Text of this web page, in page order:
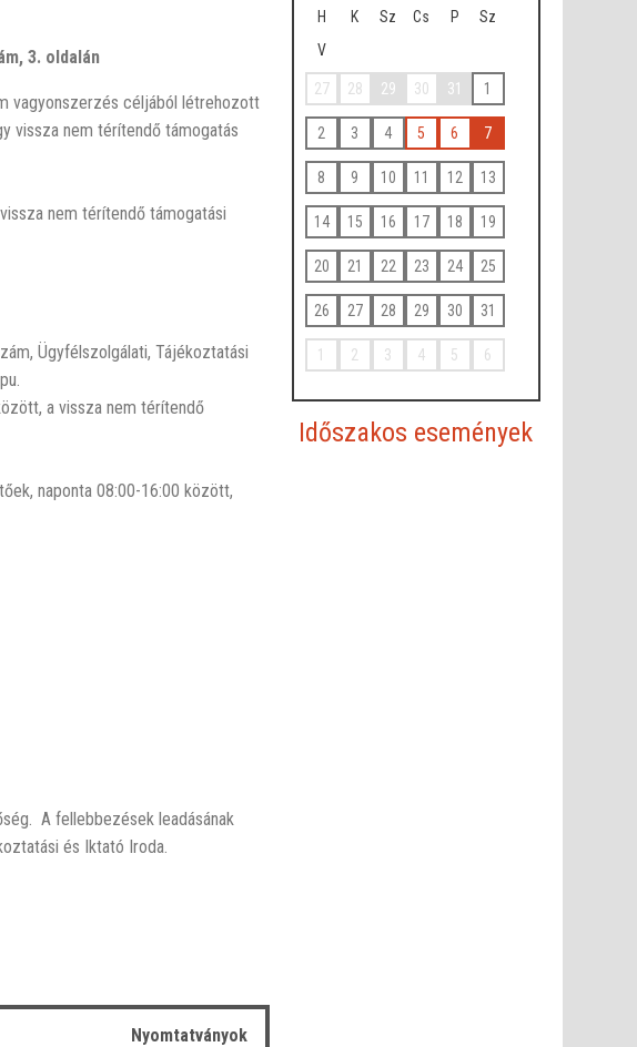
3. oldalán
vagyonszerzés céljából létrehozott
vissza nem térítendő támogatás
nem térítendő támogatási
Ügyfélszolgálati, Tájékoztatási
a vissza nem térítendő
naponta 08:00-16:00 között,
A fellebbezések leadásának
és Iktató Iroda.
Nyomtatványok
H K Sz Cs P
Sz
V
27 28 29 30 31 1
2 3 4 5 6 7
8 9 10 11 12 13
14 15 16 17 18 19
20 21 22 23 24 25
26 27 28 29 30 31
1 2 3 4 5 6
Időszakos események